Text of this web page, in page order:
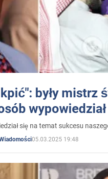
były mistrz
się na temat sukcesu
05.03.2025 19:48